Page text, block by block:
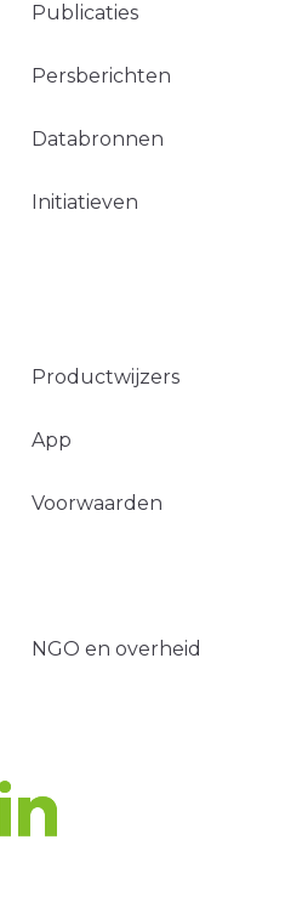
Publicaties
Persberichten
Databronnen
Initiatieven
Productwijzers
App
Voorwaarden
NGO en overheid